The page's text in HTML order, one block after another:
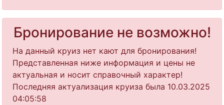
Бронирование не возможно!
На данный круиз нет кают для бронирования!
Представленная ниже информация и цены не
актуальная и носит справочный характер!
Последняя актуализация круиза была 10.03.2025
04:05:58